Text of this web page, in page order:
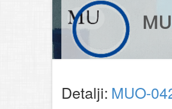
Detalji: MUO-